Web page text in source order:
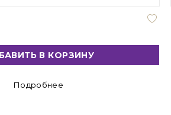
В КОРЗИНУ
Подробнее